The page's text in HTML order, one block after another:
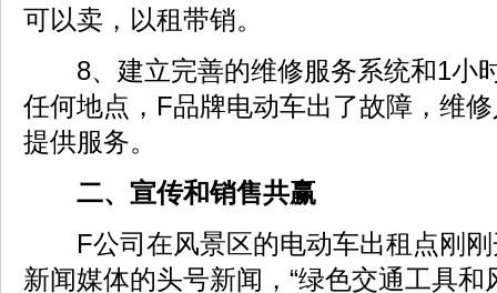
可以卖，以租带销。
8、建立完善的维修服务系统和1小
任何地点，F品牌电动车出了故障，维
提供服务。
二、宣传和销售共赢
F公司在风景区的电动车出租点刚刚
新闻媒体的头号新闻，“绿色交通工具和